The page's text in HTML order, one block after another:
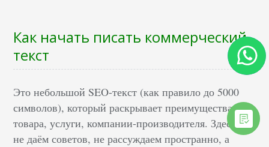
Как начать писать коммерческий
текст
Это небольшой SEO-текст (как правило до 5000
символов), который раскрывает преимущества
товара, услуги, компании-производителя. Здесь мы
не даём советов, не рассуждаем пространно, а